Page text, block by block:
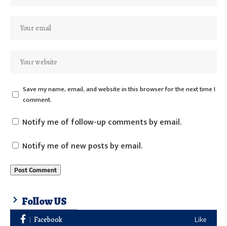
Save my name, email, and website in this browser for the next time I
comment.
Notify me of follow-up comments by email.
Notify me of new posts by email.
Follow US
Facebook Like